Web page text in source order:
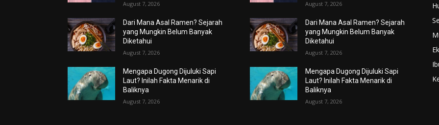
August 7, 2026
Dari Mana Asal Ramen? Sejarah
yang Mungkin Belum Banyak
Diketahui
August 7, 2026
Mengapa Dugong Dijuluki Sapi
Laut? Inilah Fakta Menarik di
Baliknya
August 7, 2026
August 7, 2026
Dari Mana Asal Ramen? Sejarah
yang Mungkin Belum Banyak
Diketahui
August 7, 2026
Mengapa Dugong Dijuluki Sapi
Laut? Inilah Fakta Menarik di
Baliknya
August 7, 2026